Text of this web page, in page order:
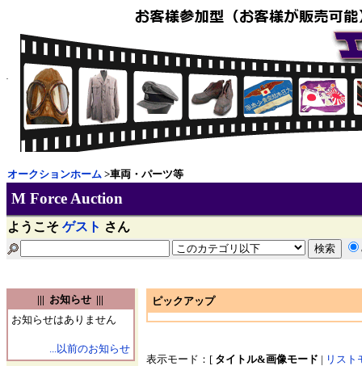
オークションホーム >車両・パーツ等
M Force Auction
ようこそ ゲスト さん
||| お知らせ |||
お知らせはありません
...以前のお知らせ
ピックアップ
表示モード：[ タイトル&画像モード | リスト